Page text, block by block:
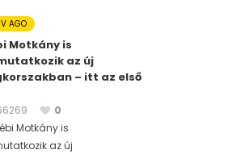
AGO
Motkány is
az új
– itt az első
0
Motkány is
az új